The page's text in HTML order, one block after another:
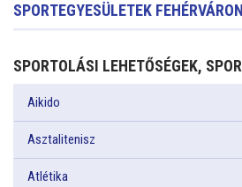
SPORTEGYESÜLETEK FEHÉRVÁRON
SPORTOLÁSI LEHETŐSÉGEK,
Aikido
Asztalitenisz
Atlétika